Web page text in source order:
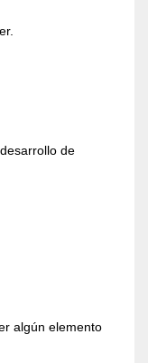
de
algún elemento